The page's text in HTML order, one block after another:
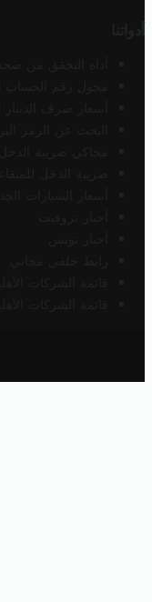
أدواتنا
أداة التحقق من
محول رقم الحساب
أسعار صرف الدينار
البحث عن الرمز
محاكي ضريبة
ضريبة الدخل
أسعار السيارات
أخبار تروفيت
أخبار تونس
رابط خلفي مجاني
قائمة الشركات
قائمة الشركات